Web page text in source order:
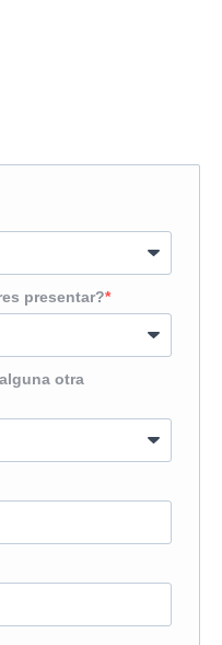
presentar?
otra